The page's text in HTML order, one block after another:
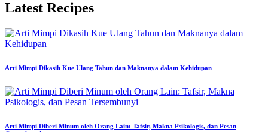
Latest Recipes
Arti Mimpi Dikasih Kue Ulang Tahun dan Maknanya dalam Kehidupan
Arti Mimpi Diberi Minum oleh Orang Lain: Tafsir, Makna Psikologis, dan Pesan